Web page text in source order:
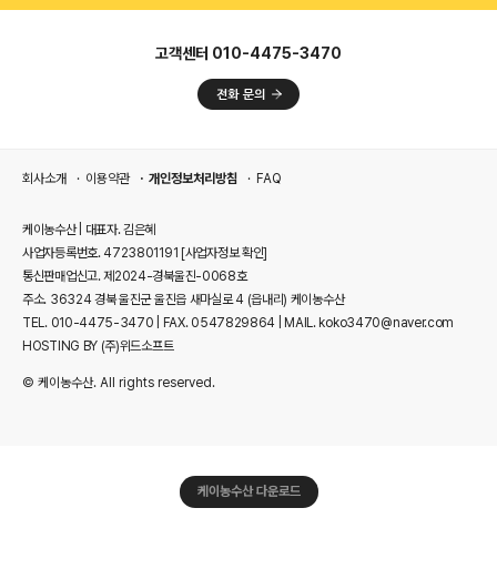
고객센터 010-4475-3470
회사소개 이용약관 개인정보처리방침 FAQ
케이농수산 | 대표자. 김은혜
사업자등록번호. 4723801191 [사업자정보 확인]
통신판매업신고. 제2024-경북울진-0068호
주소. 36324 경북 울진군 울진읍 새마실로 4 (읍내리) 케이농수산
TEL. 010-4475-3470 | FAX. 0547829864 | MAIL. koko3470@naver.com
HOSTING BY (주)위드소프트
© 케이농수산. All rights reserved.
케이농수산 다운로드